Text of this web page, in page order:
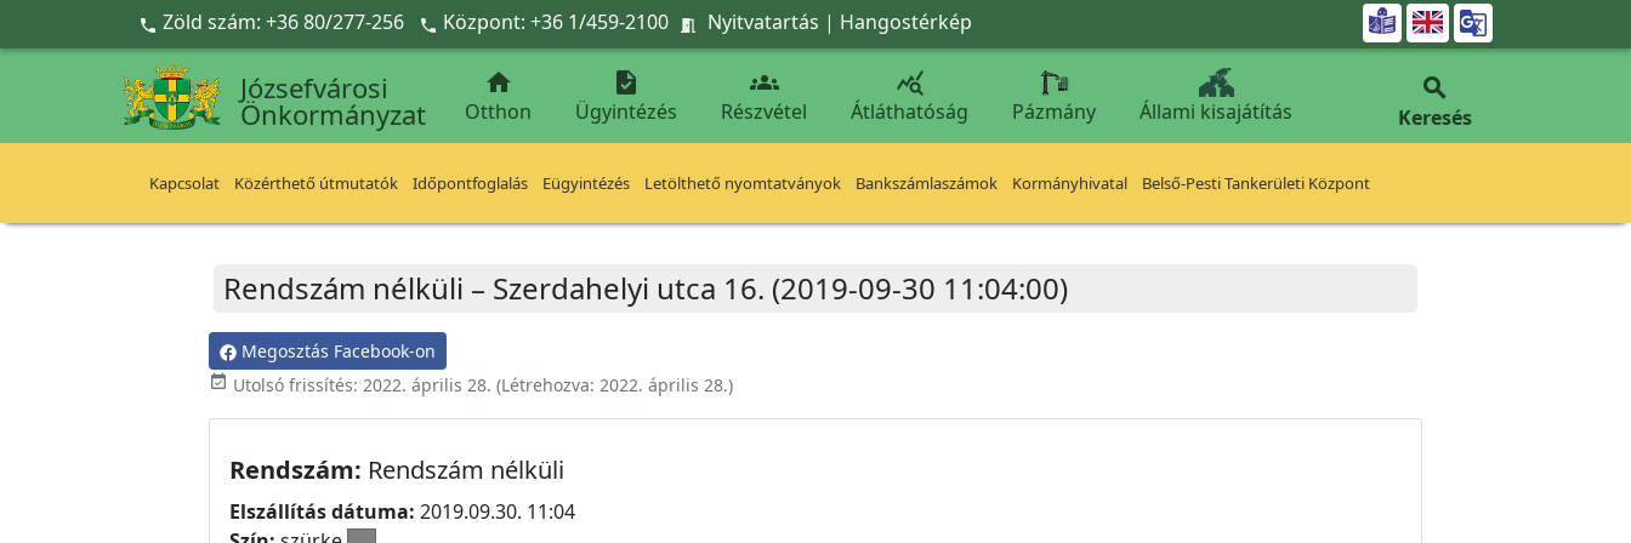
Ugrás a fő tartalomra
 Zöld szám: +36 80/277-256  Központ: +36 1/459-2100  Nyitvatartás | Hangostérkép 
Józsefvárosi
Önkormányzat

Otthon

Ügyintézés

Részvétel

Átláthatóság Pázmány Állami kisajátítás

Keresés
Kapcsolat Közérthető útmutatók Időpontfoglalás Eügyintézés Letölthető nyomtatványok Bankszámlaszámok Kormányhivatal Belső-Pesti Tankerületi Központ
Rendszám nélküli – Szerdahelyi utca 16. (2019-09-30 11:04:00)
Megosztás Facebook-on
event_available Utolsó frissítés: 2022. április 28. (Létrehozva: 2022. április 28.)
Rendszám: Rendszám nélküli
Elszállítás dátuma: 2019.09.30. 11:04